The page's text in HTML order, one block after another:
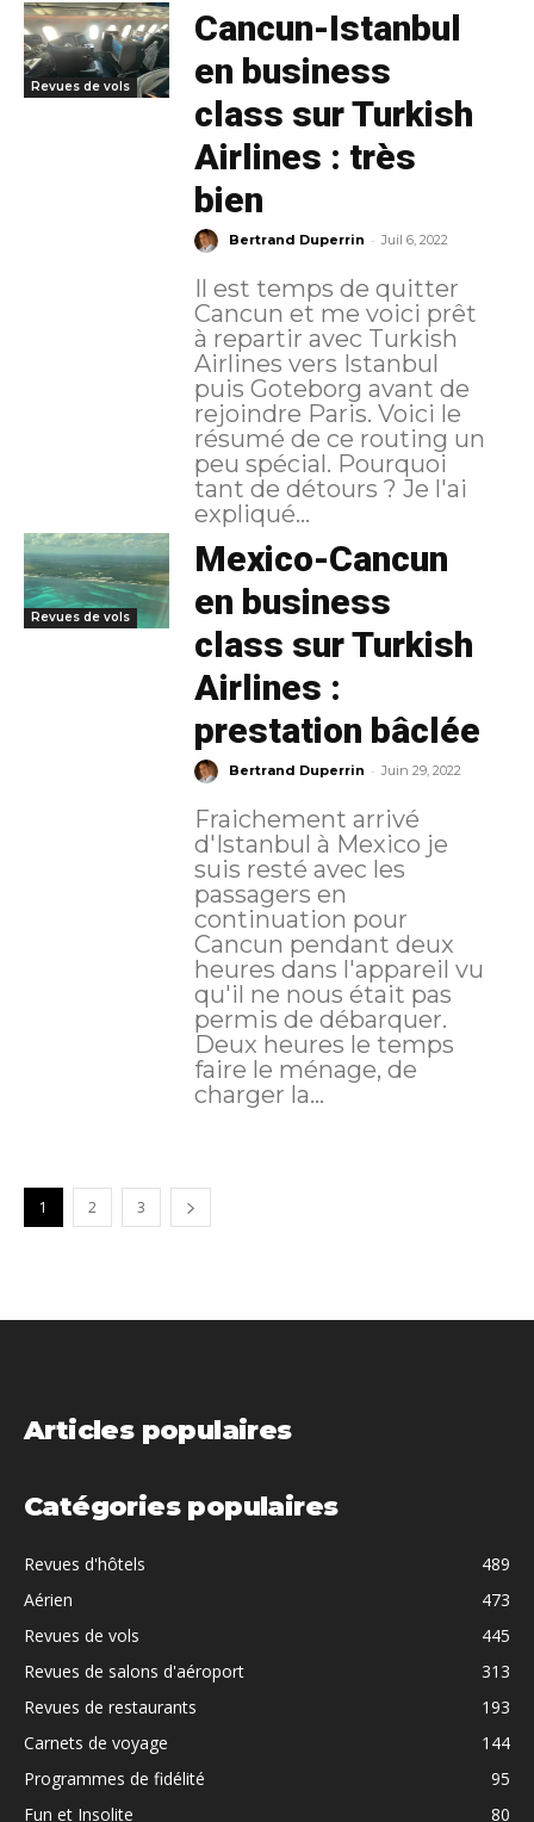
Revues de vols
Cancun-Istanbul
en business
class sur Turkish
Airlines : très
bien
Bertrand Duperrin - Juil 6, 2022
Il est temps de quitter
Cancun et me voici prêt
à repartir avec Turkish
Airlines vers Istanbul
puis Goteborg avant de
rejoindre Paris. Voici le
résumé de ce routing un
peu spécial. Pourquoi
tant de détours ? Je l'ai
expliqué...
Revues de vols
Mexico-Cancun
en business
class sur Turkish
Airlines :
prestation bâclée
Bertrand Duperrin - Juin 29, 2022
Fraichement arrivé
d'Istanbul à Mexico je
suis resté avec les
passagers en
continuation pour
Cancun pendant deux
heures dans l'appareil vu
qu'il ne nous était pas
permis de débarquer.
Deux heures le temps
faire le ménage, de
charger la...
1 2 3
Articles populaires
Catégories populaires
Revues d'hôtels
489
Aérien
473
Revues de vols
445
Revues de salons d'aéroport
313
Revues de restaurants
193
Carnets de voyage
144
Programmes de fidélité
95
Fun et Insolite
80